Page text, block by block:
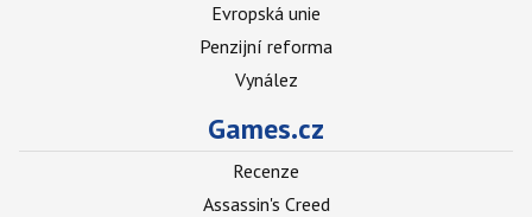
Evropská unie
Penzijní reforma
Vynález
Games.cz
Recenze
Assassin's Creed